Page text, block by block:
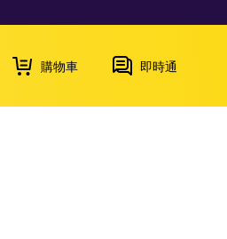
購物車 即時通